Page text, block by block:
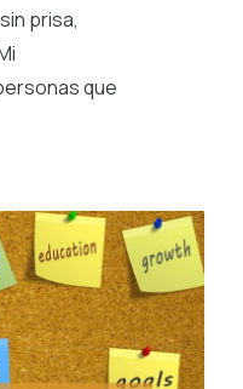
prisa,
que